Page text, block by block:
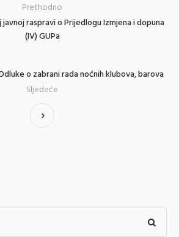
raspravi o Prijedlogu Izmjena i dopuna
(IV) GUPa
Prethodno
o zabrani rada noćnih klubova, barova
Sljedeće